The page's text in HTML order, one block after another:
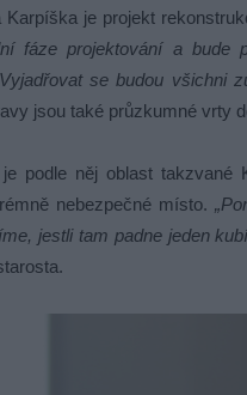
Karpíška je projekt
fáze projektování a bude
se budou všichni
jsou také průzkumné vrty
podle něj oblast takzvané
nebezpečné místo.
jestli tam padne jeden